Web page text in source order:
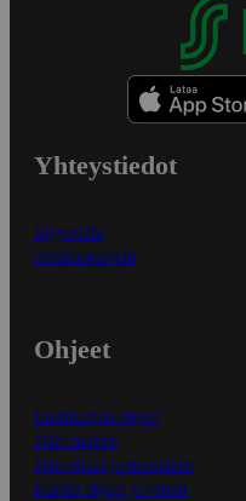
Yhteystiedot
Myymälät
Asiakaspalvelu
Ohjeet
Ensitilaajan ohjeet
Näin maksat
Näin tilaat ja muokkaat
Kaikki ohjeet ja vinkit